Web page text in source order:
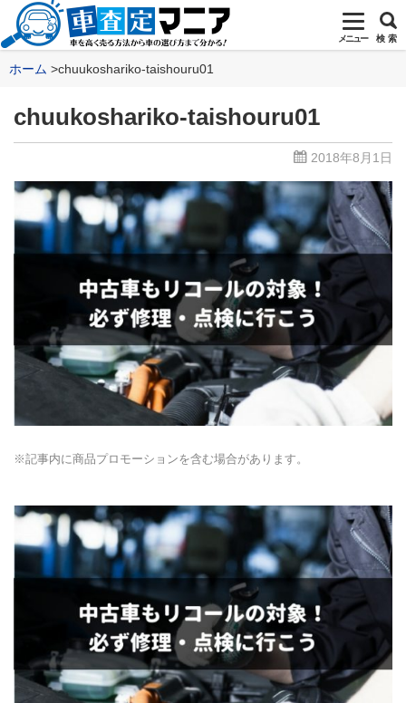
メニュー 検 索
ホーム chuukoshariko-taishouru01
chuukoshariko-taishouru01
2018年8月1日
※記事内に商品プロモーションを含む場合があります。